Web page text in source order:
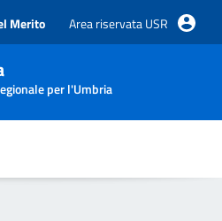
Merito Area riservata USR
per l'Umbria